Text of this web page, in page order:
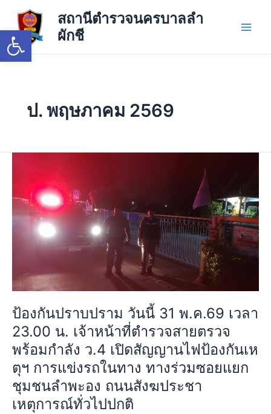
Open toolbar
content
สถานีตำรวจนครบาลลำ
ผักชี
ป. พฤษภาคม 2569
ป้องกันปราบปราม วันนี้ 31 พ.ค.69 เวลา
23.00 น. เจ้าหน้าที่ตำรวจสายตรวจ
พร้อมกำลัง ว.4 เปิดสัญญานไฟป้องกันเห
ตุฯ การแข่งรถในทาง ทางร่วมซอยแยก
ชุมชนลำพะอง ถนนสังฆประชา
เหตุการณ์ทั่วไปปกติ
ปราม
วัน
นี้
พ.ค.69
23.00
น.
เจ้า
หน้าที่
ตำรวจ
สาย
ตรวจ
พร้อม
กำลัง
ว.4